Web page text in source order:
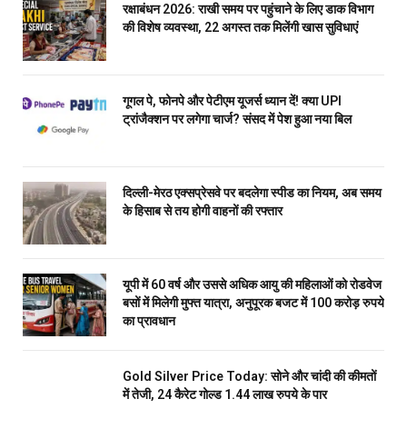
रक्षाबंधन 2026: राखी समय पर पहुंचाने के लिए डाक विभाग
की विशेष व्यवस्था, 22 अगस्त तक मिलेंगी खास सुविधाएं
गूगल पे, फोनपे और पेटीएम यूजर्स ध्यान दें! क्या UPI
ट्रांजैक्शन पर लगेगा चार्ज? संसद में पेश हुआ नया बिल
दिल्ली-मेरठ एक्सप्रेसवे पर बदलेगा स्पीड का नियम, अब समय
के हिसाब से तय होगी वाहनों की रफ्तार
यूपी में 60 वर्ष और उससे अधिक आयु की महिलाओं को रोडवेज
बसों में मिलेगी मुफ्त यात्रा, अनुपूरक बजट में 100 करोड़ रुपये
का प्रावधान
Gold Silver Price Today: सोने और चांदी की कीमतों
में तेजी, 24 कैरेट गोल्ड 1.44 लाख रुपये के पार